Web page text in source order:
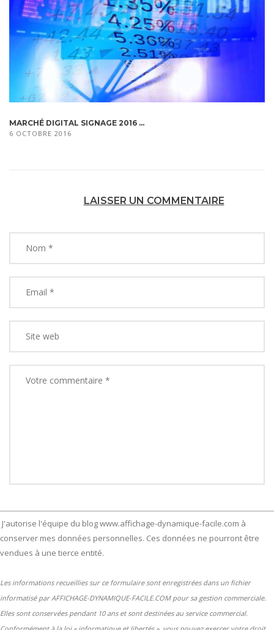
MARCHÉ DIGITAL SIGNAGE 2016 ...
6 OCTOBRE 2016
LAISSER UN COMMENTAIRE
J'autorise l'équipe du blog www.affichage-dynamique-facile.com à
conserver mes données personnelles. Ces données ne pourront être
vendues à une tierce entité.
Les informations recueillies sur ce formulaire sont enregistrées dans un fichier
informatisé par AFFICHAGE-DYNAMIQUE-FACILE.COM pour sa gestion commerciale.
Elles sont conservées pendant 10 ans et sont destinées au service commercial.